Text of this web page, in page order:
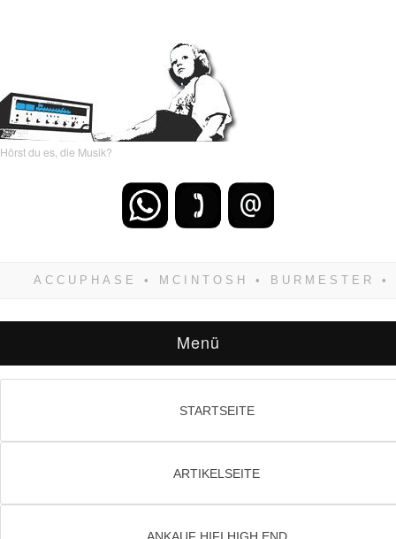
Hörst du es, die Musik?
zwangsläufig siegen! Und noch was: Hifi
Menü
STARTSEITE
ARTIKELSEITE
ANKAUF HIFI HIGH END